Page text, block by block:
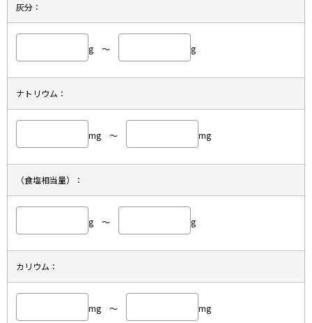
灰分：
g ～ g
ナトリウム：
mg ～ mg
（食塩相当量）：
g ～ g
カリウム：
mg ～ mg